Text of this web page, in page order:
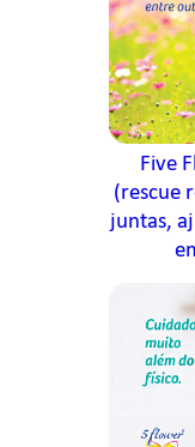
Five
(rescue
juntas,